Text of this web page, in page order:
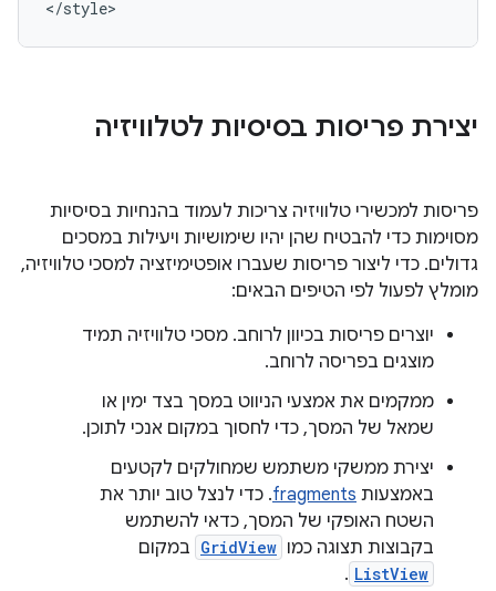
</style>
יצירת פריסות בסיסיות לטלוויזיה
פריסות למכשירי טלוויזיה צריכות לעמוד בהנחיות בסיסיות
מסוימות כדי להבטיח שהן יהיו שימושיות ויעילות במסכים
גדולים. כדי ליצור פריסות שעברו אופטימיזציה למסכי טלוויזיה,
מומלץ לפעול לפי הטיפים הבאים:
יוצרים פריסות בכיוון לרוחב. מסכי טלוויזיה תמיד
מוצגים בפריסה לרוחב.
ממקמים את אמצעי הניווט במסך בצד ימין או
שמאל של המסך, כדי לחסוך במקום אנכי לתוכן.
יצירת ממשקי משתמש שמחולקים לקטעים
באמצעות fragments. כדי לנצל טוב יותר את
השטח האופקי של המסך, כדאי להשתמש
בקבוצות תצוגה כמו GridView במקום
ListView
.